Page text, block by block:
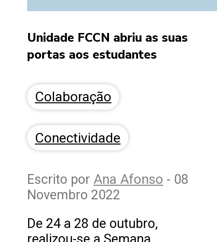
Unidade FCCN abriu as suas
portas aos estudantes
Colaboração
Conectividade
Escrito por Ana Afonso - 08
Novembro 2022
De 24 a 28 de outubro,